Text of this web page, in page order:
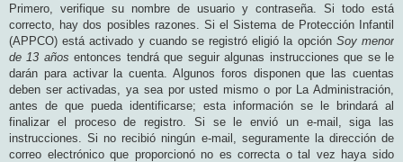
Primero, verifique su nombre de usuario y contraseña. Si todo está
correcto, hay dos posibles razones. Si el Sistema de Protección Infantil
(APPCO) está activado y cuando se registró eligió la opción Soy menor
de 13 años entonces tendrá que seguir algunas instrucciones que se le
darán para activar la cuenta. Algunos foros disponen que las cuentas
deben ser activadas, ya sea por usted mismo o por La Administración,
antes de que pueda identificarse; esta información se le brindará al
finalizar el proceso de registro. Si se le envió un e-mail, siga las
instrucciones. Si no recibió ningún e-mail, seguramente la dirección de
correo electrónico que proporcionó no es correcta o tal vez haya sido